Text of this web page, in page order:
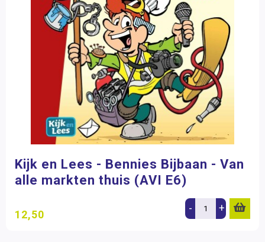
Kijk en Lees - Bennies Bijbaan - Van
alle markten thuis (AVI E6)
12,50 - +